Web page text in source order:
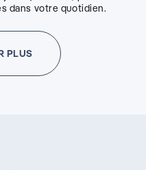
dans votre quotidien.
PLUS